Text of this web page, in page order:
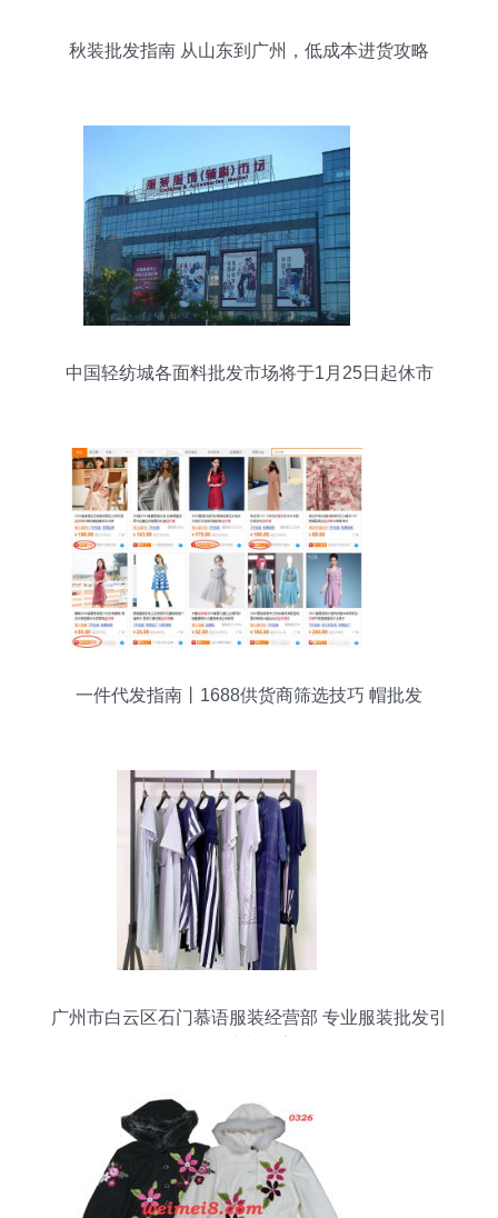
秋装批发指南 从山东到广州，低成本进货攻略
中国轻纺城各面料批发市场将于1月25日起休市
一件代发指南丨1688供货商筛选技巧 帽批发
广州市白云区石门慕语服装经营部 专业服装批发引